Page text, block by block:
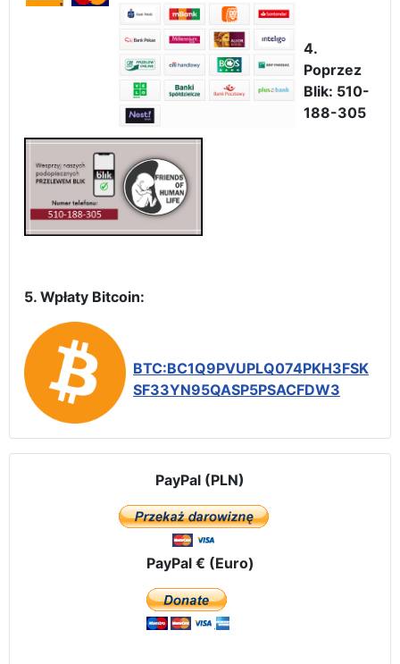
4.
Poprzez
Blik: 510-
188-305
5. Wpłaty Bitcoin:
BTC:BC1Q9PVUPLQ074PKH3FSK
SF33YN95QASP5PSACFDW3
PayPal (PLN)
PayPal € (Euro)